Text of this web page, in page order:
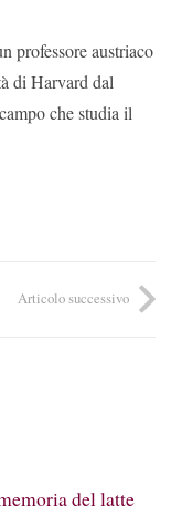
professore austriaco
di Harvard dal
che studia il
Articolo successivo
del latte